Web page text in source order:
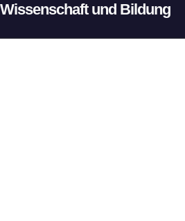
Wissenschaft und Bildung